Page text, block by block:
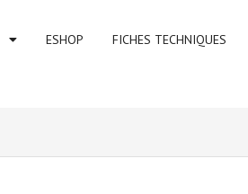
ESHOP FICHES TECHNIQUES